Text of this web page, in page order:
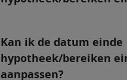
Kan ik de datum einde
hypotheek/bereiken
aanpassen?